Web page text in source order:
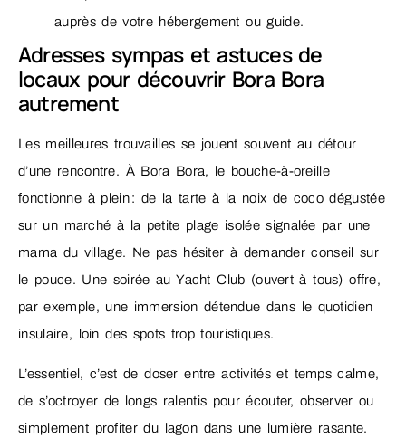
auprès de votre hébergement ou guide.
Adresses sympas et astuces de
locaux pour découvrir Bora Bora
autrement
Les meilleures trouvailles se jouent souvent au détour
d’une rencontre. À Bora Bora, le bouche-à-oreille
fonctionne à plein : de la tarte à la noix de coco dégustée
sur un marché à la petite plage isolée signalée par une
mama du village. Ne pas hésiter à demander conseil sur
le pouce. Une soirée au Yacht Club (ouvert à tous) offre,
par exemple, une immersion détendue dans le quotidien
insulaire, loin des spots trop touristiques.
L’essentiel, c’est de doser entre activités et temps calme,
de s’octroyer de longs ralentis pour écouter, observer ou
simplement profiter du lagon dans une lumière rasante.